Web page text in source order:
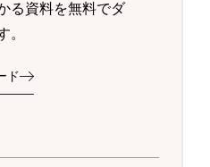
る資料を無料でダ
。
ド